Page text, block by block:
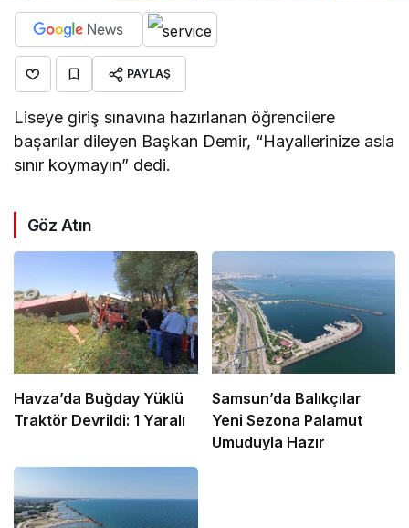
PAYLAŞ
Liseye giriş sınavına hazırlanan öğrencilere
başarılar dileyen Başkan Demir, “Hayallerinize asla
sınır koymayın” dedi.
Göz Atın
Havza’da Buğday Yüklü
Traktör Devrildi: 1 Yaralı
Samsun’da Balıkçılar
Yeni Sezona Palamut
Umuduyla Hazır